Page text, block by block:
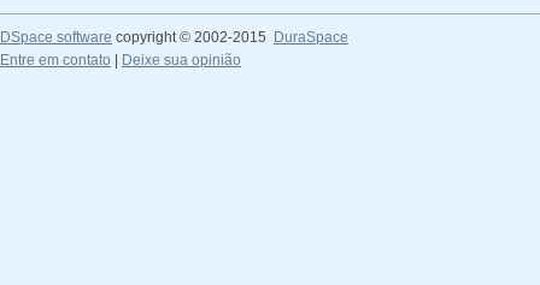
DSpace software copyright © 2002-2015
DuraSpace
Entre em contato
Deixe sua opinião